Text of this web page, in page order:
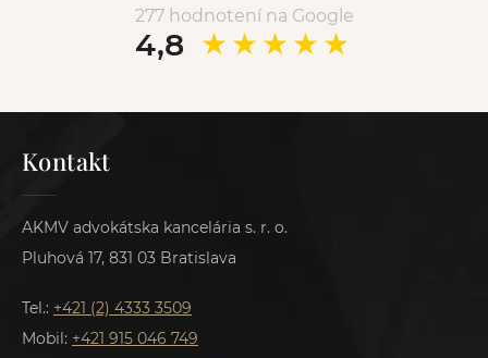
277 hodnotení na Google
4,8
Kontakt
AKMV advokátska kancelária s. r. o.
Pluhová 17, 831 03 Bratislava
Tel.: +421 (2) 4333 3509
Mobil: +421 915 046 749